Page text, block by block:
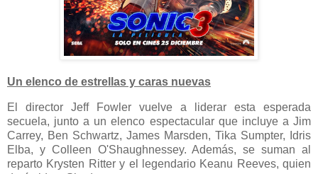
Un elenco de estrellas y caras nuevas
El director Jeff Fowler vuelve a liderar esta esperada
secuela, junto a un elenco espectacular que incluye a Jim
Carrey, Ben Schwartz, James Marsden, Tika Sumpter, Idris
Elba, y Colleen O'Shaughnessey. Además, se suman al
reparto Krysten Ritter y el legendario Keanu Reeves, quien